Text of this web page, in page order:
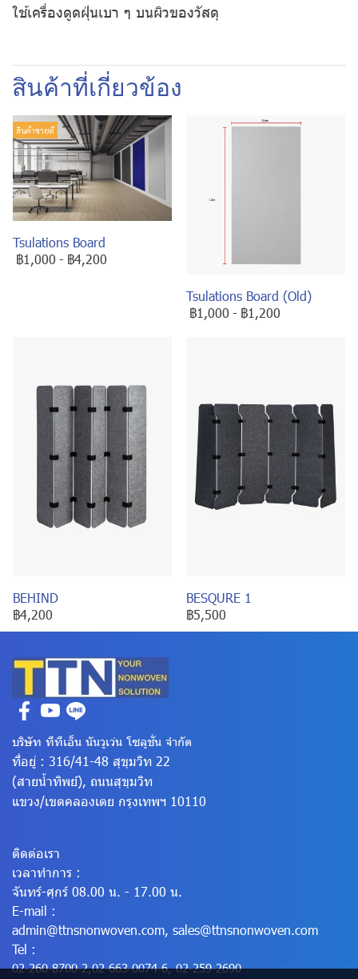
ใช้เครื่องดูดฝุ่นเบา ๆ บนผิวของวัสดุ
สินค้าที่เกี่ยวข้อง
สินค้าขายดี
Tsulations Board
฿1,000 - ฿4,200
Tsulations Board (Old)
฿1,000 - ฿1,200
BEHIND
฿4,200
BESQURE 1
฿5,500
บริษัท ทีทีเอ็น นันวูเว่น โซลูชั่น จำกัด
ที่อยู่ : 316/41-48 สุขุมวิท 22
(สายน้ำทิพย์), ถนนสุขุมวิท
แขวง/เขตคลองเตย กรุงเทพฯ 10110
ติดต่อเรา
เวลาทำการ :
จันทร์-ศุกร์ 08.00 น. - 17.00 น.
E-mail :
admin@ttnsnonwoven.com, sales@ttnsnonwoven.com
Tel :
02-260-8700-2,02-663-0074-6,02-259-2690